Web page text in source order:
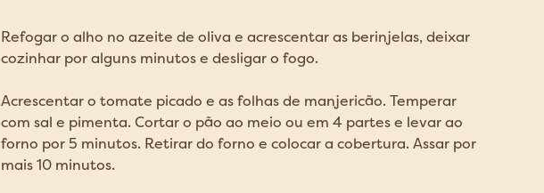
Refogar o alho no azeite de oliva e acrescentar as berinjelas, deixar
cozinhar por alguns minutos e desligar o fogo.
Acrescentar o tomate picado e as folhas de manjericão. Temperar
com sal e pimenta. Cortar o pão ao meio ou em 4 partes e levar ao
forno por 5 minutos. Retirar do forno e colocar a cobertura. Assar por
mais 10 minutos.